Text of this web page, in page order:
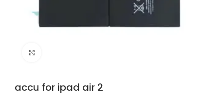
accu for ipad air 2